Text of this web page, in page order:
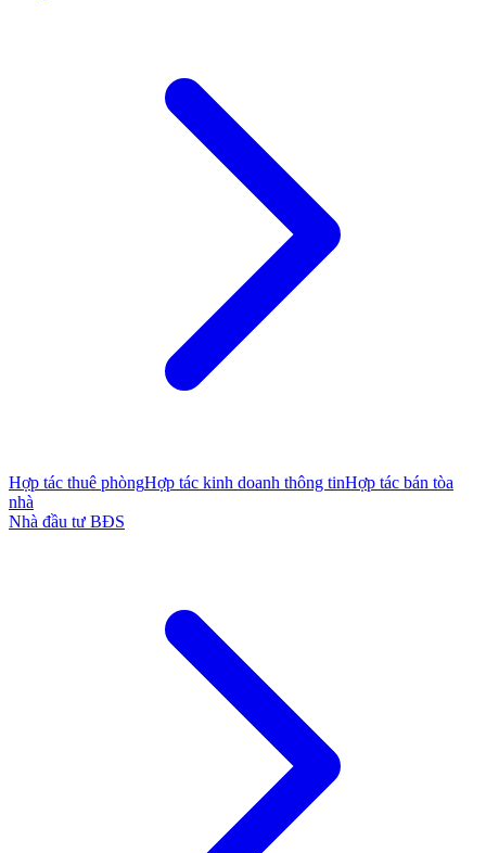
Hợp tác thuê phòngHợp tác kinh doanh thông tinHợp tác bán tòa
nhà
Nhà đầu tư BĐS